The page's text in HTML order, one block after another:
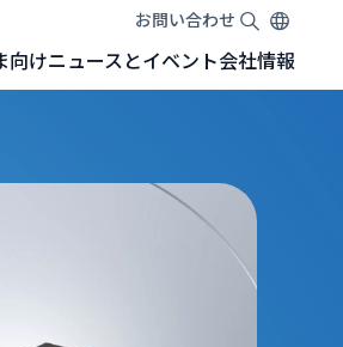
お問い合わせ
ENTWJA
向けニュースとイベント会社情報